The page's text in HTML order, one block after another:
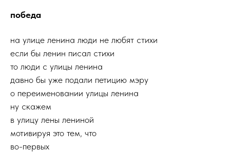
победа
на улице ленина люди не любят стихи
если бы ленин писал стихи
то люди с улицы ленина
давно бы уже подали петицию мэру
о переименовании улицы ленина
ну скажем
в улицу лены лениной
мотивируя это тем, что
во-первых